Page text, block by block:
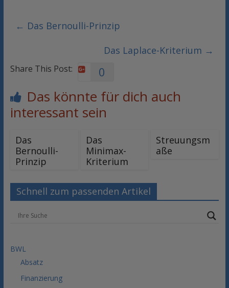
← Das Bernoulli-Prinzip
Das Laplace-Kriterium →
Share This Post: 0
Das könnte für dich auch
interessant sein
Das
Bernoulli-
Prinzip
Das
Minimax-
Kriterium
Streuungsm
aße
Schnell zum passenden Artikel
BWL
Absatz
Finanzierung